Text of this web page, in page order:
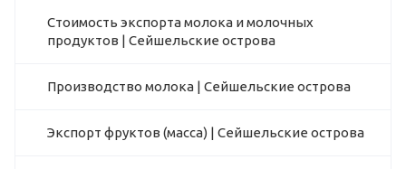
Стоимость экспорта молока и молочных
продуктов | Сейшельские острова
Производство молока | Сейшельские острова
Экспорт фруктов (масса) | Сейшельские острова